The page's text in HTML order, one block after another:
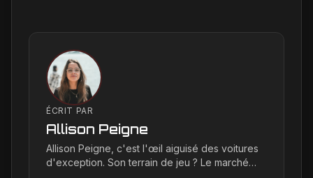
ÉCRIT PAR
Allison Peigne
Allison Peigne, c'est l'œil aiguisé des voitures
d'exception. Son terrain de jeu ? Le marché